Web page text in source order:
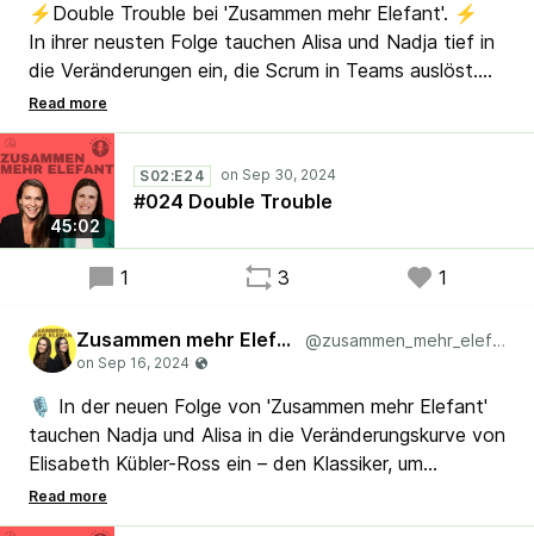
⚡Double Trouble bei 'Zusammen mehr Elefant'. ⚡
In ihrer neusten Folge tauchen Alisa und Nadja tief in
die Veränderungen ein, die Scrum in Teams auslöst.
Was verändert das Rahmenwerk und was bewirkt die
kontinuierliche Verbesserung? Passend zum
Staffelthema "Veränderung" erfahrt ihr, was wirklich
auf euch zukommt! 🎧
#Change #Scrum #Agile #Lean #Leadership
45:02
S02:E24
#024 Double Trouble
1 3 1
Zusammen mehr Elefant @zusammen_mehr_elefant
🎙️ In der neuen Folge von 'Zusammen mehr Elefant'
tauchen Nadja und Alisa in die Veränderungskurve von
Elisabeth Kübler-Ross ein – den Klassiker, um
emotionale Reaktionen auf Wandel zu verstehen. 🎙️
Woher kommt die Kurve und wie lässt sie sich in